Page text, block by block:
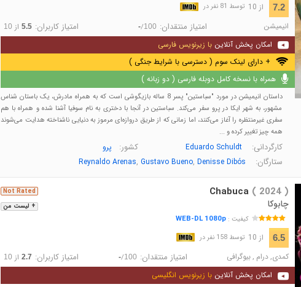
7.2 از 10 توسط 81 نفر در
انیمیشن امتیاز منتقدان: -/100 امتیاز کاربران: 5.5 از 10
امکان پخش آنلاین با زیرنویس فارسی
+ دارای لینک سوم ( دسترسی با شرایط جنگی )
همراه با نسخه کامل دوبله فارسی ( دو زبانه )
داستان انیمیشن در مورد "سباستین" پسر 8 ساله بازیگوشی است که به همراه مادرش، یک باستان شناس
مشهور، به شهر ایکا در پرو سفر می‌کند. سباستین در آنجا با دختری به نام سوفیا آشنا شده و همراه با هم
سفری غیرمنتظره را آغاز می‌کنند، اما زمانی که از طریق دروازه‌ای مرموز به دنیایی ناشناخته هدایت می‌شوند
همه چیز تغییر کرده و ...
کارگردانی:Eduardo Schuldt کشور: پرو
ستارگان: Reynaldo Arenas, Gustavo Bueno, Denisse Dibós
+ لیست من
Not Rated Chabuca( 2024 )
چابوکا
کیفیت :WEB-DL 1080p
6.5 از 10 توسط 158 نفر در
کمدی,درام ,بیوگرافی امتیاز منتقدان: -/100 امتیاز کاربران: 2.7 از 10
امکان پخش آنلاین با زیرنویس انگلیسی